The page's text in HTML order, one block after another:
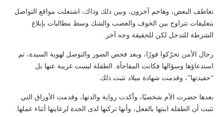
تعاطف البعض، وهاجم آخرون، وبين ذلك وذاك، اشتعلت مواقع التواصل
بتعليقات تتراوح بين الخوف والغضب والشك وسط مطالبات بإبلاغ
الشرطة للتدخل لكن للحقيقة وجه آخر.
رجال الأمن تحرّكوا فورًا، وبعد فحص الصور والتوصل لهوية السيدة، تم
استدعاؤها وسؤالها فكانت المفاجأة. الطفلة ليست غريبة عنها بل
“حفيدتها”، وقدمت شهادة ميلاد تثبت ذلك.
بعدها حضرت الأم شخصيًا، وأكدت رواية والدتها، وقدمت الأوراق التي
تثبت أن الطفلة ابنتها بالفعل، وأنها تركتها لدى الجدة لرعايتها أثناء عملها.